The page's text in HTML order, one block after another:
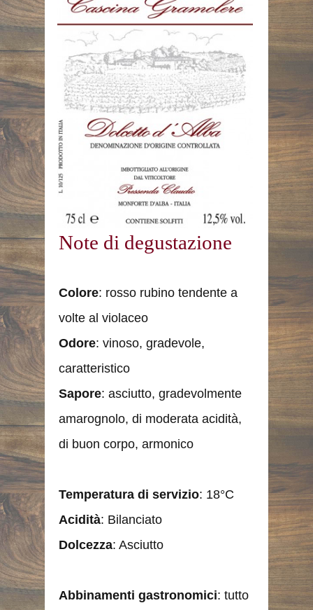
Note di degustazione
Colore: rosso rubino tendente a
volte al violaceo
Odore: vinoso, gradevole,
caratteristico
Sapore: asciutto, gradevolmente
amarognolo, di moderata acidità,
di buon corpo, armonico
Temperatura di servizio: 18°C
Acidità: Bilanciato
Dolcezza: Asciutto
Abbinamenti gastronomici: tutto